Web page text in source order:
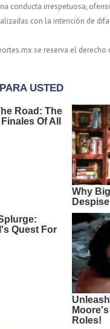
conducta irrespetuosa,
con la intención de
se reserva el